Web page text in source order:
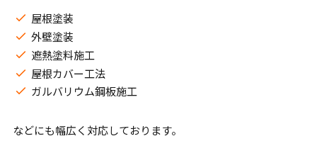
屋根塗装
外壁塗装
遮熱塗料施工
屋根カバー工法
ガルバリウム鋼板施工
などにも幅広く対応しております。